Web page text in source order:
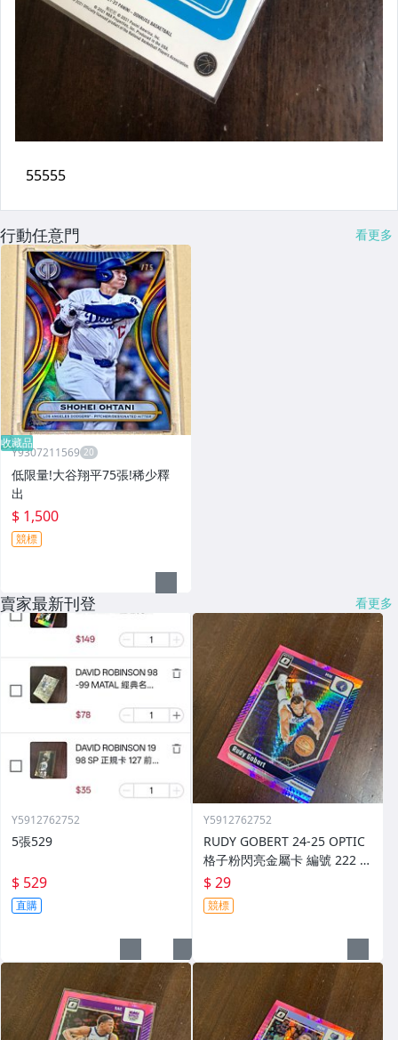
行動任意門 看更多
收藏品
Y9307211569
低限量!大谷翔平75張!稀少釋
出
$ 1,500
競標
賣家最新刊登 看更多
Y5912762752
5張529
$ 529
直購
Y5912762752
RUDY GOBERT 24-25 OPTIC
格子粉閃亮金屬卡 編號 222 前
後圖
$ 29
競標